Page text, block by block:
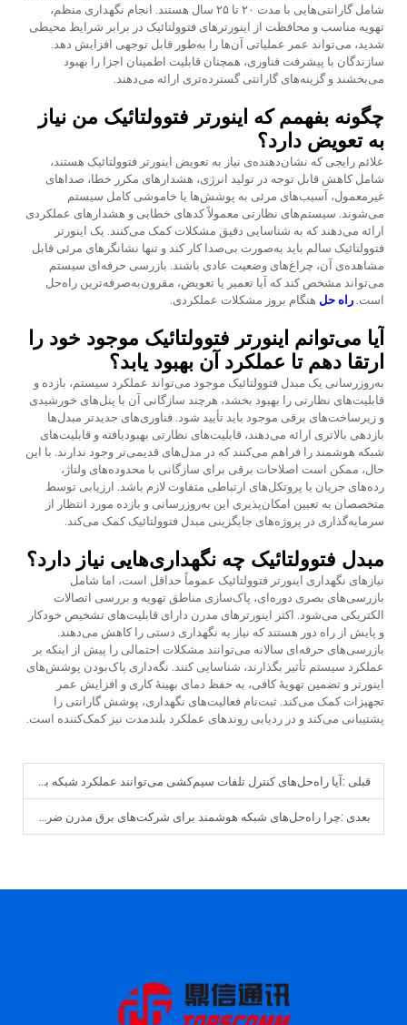
شامل گارانتی‌هایی با مدت ۲۰ تا ۲۵ سال هستند. انجام نگهداری منظم،
تهویه مناسب و محافظت از اینورترهای فتوولتائیک در برابر شرایط محیطی
شدید، می‌تواند عمر عملیاتی آن‌ها را به‌طور قابل توجهی افزایش دهد.
سازندگان با پیشرفت فناوری، همچنان قابلیت اطمینان اجزا را بهبود
می‌بخشند و گزینه‌های گارانتی گسترده‌تری ارائه می‌دهند.
چگونه بفهمم که اینورتر فتوولتائیک من نیاز
به تعویض دارد؟
علائم رایجی که نشان‌دهنده‌ی نیاز به تعویض اینورتر فتوولتائیک هستند،
شامل کاهش قابل توجه در تولید انرژی، هشدارهای مکرر خطا، صداهای
غیرمعمول، آسیب‌های مرئی به پوشش‌ها یا خاموشی کامل سیستم
می‌شوند. سیستم‌های نظارتی معمولاً کدهای خطایی و هشدارهای عملکردی
ارائه می‌دهند که به شناسایی دقیق مشکلات کمک می‌کنند. یک اینورتر
فتوولتائیک سالم باید به‌صورت بی‌صدا کار کند و تنها نشانگرهای مرئی قابل
مشاهده‌ی آن، چراغ‌های وضعیت عادی باشند. بازرسی حرفه‌ای سیستم
می‌تواند مشخص کند که آیا تعمیر یا تعویض، مقرون‌به‌صرفه‌ترین راه‌حل
است. راه حل هنگام بروز مشکلات عملکردی.
آیا می‌توانم اینورتر فتوولتائیک موجود خود را
ارتقا دهم تا عملکرد آن بهبود یابد؟
به‌روزرسانی یک مبدل فتوولتائیک موجود می‌تواند عملکرد سیستم، بازده و
قابلیت‌های نظارتی را بهبود بخشد، هرچند سازگانی آن با پنل‌های خورشیدی
و زیرساخت‌های برقی موجود باید تأیید شود. فناوری‌های جدیدتر مبدل‌ها
بازدهی بالاتری ارائه می‌دهند، قابلیت‌های نظارتی بهبودیافته و قابلیت‌های
شبکه هوشمند را فراهم می‌کنند که در مدل‌های قدیمی‌تر وجود ندارند. با این
حال، ممکن است اصلاحات برقی برای سازگانی با محدوده‌های ولتاژ،
رده‌های جریان یا پروتکل‌های ارتباطی متفاوت لازم باشد. ارزیابی توسط
متخصصان به تعیین امکان‌پذیری این به‌روزرسانی و بازده مورد انتظار از
سرمایه‌گذاری در پروژه‌های جایگزینی مبدل فتوولتائیک کمک می‌کند.
مبدل فتوولتائیک چه نگهداری‌هایی نیاز دارد؟
نیازهای نگهداری اینورتر فتوولتائیک عموماً حداقل است، اما شامل
بازرسی‌های بصری دوره‌ای، پاک‌سازی مناطق تهویه و بررسی اتصالات
الکتریکی می‌شود. اکثر اینورترهای مدرن دارای قابلیت‌های تشخیص خودکار
و پایش از راه دور هستند که نیاز به نگهداری دستی را کاهش می‌دهند.
بازرسی‌های حرفه‌ای سالانه می‌توانند مشکلات احتمالی را پیش از اینکه بر
عملکرد سیستم تأثیر بگذارند، شناسایی کنند. نگه‌داری پاک‌بودن پوشش‌های
اینورتر و تضمین تهویهٔ کافی، به حفظ دمای بهینهٔ کاری و افزایش عمر
تجهیزات کمک می‌کند. ثبت‌نام فعالیت‌های نگهداری، پوشش گارانتی را
پشتیبانی می‌کند و در ردیابی روندهای عملکرد بلندمدت نیز کمک‌کننده است.
قبلی :آیا راه‌حل‌های کنترل تلفات سیم‌کشی می‌توانند عملکرد شبکه برق را بهینه‌سازی کنند؟
بعدی :چرا راه‌حل‌های شبکه هوشمند برای شرکت‌های برق مدرن ضروری هستند؟